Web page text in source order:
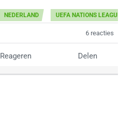
NEDERLAND UEFA NATIONS LEAGUE
6 reacties
Reageren Delen